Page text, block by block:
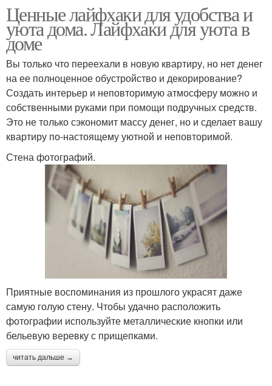
Ценные лайфхаки для удобства и
уюта дома. Лайфхаки для уюта в
доме
Вы только что переехали в новую квартиру, но нет денег
на ее полноценное обустройство и декорирование?
Создать интерьер и неповторимую атмосферу можно и
собственными руками при помощи подручных средств.
Это не только сэкономит массу денег, но и сделает вашу
квартиру по-настоящему уютной и неповторимой.
Стена фотографий.
Приятные воспоминания из прошлого украсят даже
самую голую стену. Чтобы удачно расположить
фотографии используйте металлические кнопки или
бельевую веревку с прищепками.
читать дальше →